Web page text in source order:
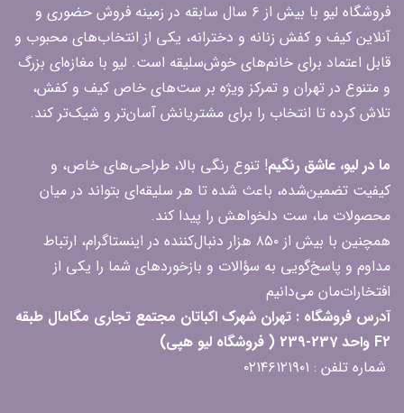
فروشگاه لیو با بیش از ۶ سال سابقه در زمینه فروش حضوری و
آنلاین کیف و کفش زنانه و دخترانه، یکی از انتخاب‌های محبوب و
قابل اعتماد برای خانم‌های خوش‌سلیقه است. لیو با مغازه‌ای بزرگ
و متنوع در تهران و تمرکز ویژه بر ست‌های خاص کیف و کفش،
تلاش کرده تا انتخاب را برای مشتریانش آسان‌تر و شیک‌تر کند.
ما در لیو، عاشق رنگیم! تنوع رنگی بالا، طراحی‌های خاص، و
کیفیت تضمین‌شده، باعث شده تا هر سلیقه‌ای بتواند در میان
محصولات ما، ست دلخواهش را پیدا کند.
همچنین با بیش از ۸۵۰ هزار دنبال‌کننده در اینستاگرام، ارتباط
مداوم و پاسخ‌گویی به سؤالات و بازخوردهای شما را یکی از
افتخارات‌مان می‌دانیم
آدرس فروشگاه : تهران شهرک اکباتان مجتمع تجاری مگامال طبقه
F2 واحد 237-239 ( فروشگاه لیو هپی)
شماره تلفن : ۰۲۱۴۶۱۲۱۹۰۱